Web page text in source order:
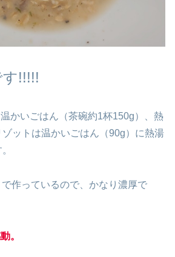
!!!!!
かいごはん（茶碗約1杯150g）、熱
ットは温かいごはん（90g）に熱湯
作っているので、かなり濃厚で
。